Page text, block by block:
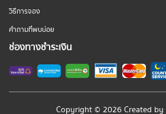
วิธีการจอง
คำถามที่พบบ่อย
ช่องทางชำระเงิน
Copyright © 2026 Created by